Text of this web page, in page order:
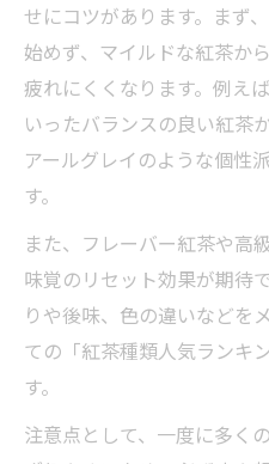
せにコツがあります。まず
始めず、マイルドな紅茶か
疲れにくくなります。例え
いったバランスの良い紅茶
アールグレイのような個性
す。
また、フレーバー紅茶や高
味覚のリセット効果が期待
りや後味、色の違いなどを
ての「紅茶種類人気ランキ
す。
注意点として、一度に多く